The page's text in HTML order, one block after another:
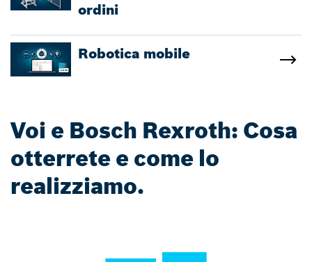
ordini
Robotica mobile
Voi e Bosch Rexroth: Cosa
otterrete e come lo
realizziamo.